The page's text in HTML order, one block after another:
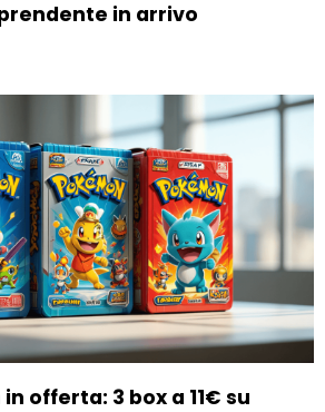
in arrivo
offerta: 3 box a 11€ su